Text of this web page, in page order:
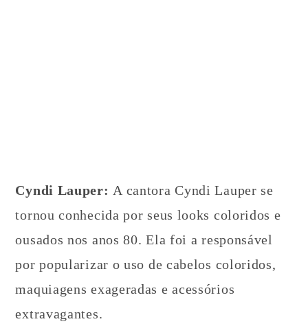
Cyndi Lauper: A cantora Cyndi Lauper se
tornou conhecida por seus looks coloridos e
ousados nos anos 80. Ela foi a responsável
por popularizar o uso de cabelos coloridos,
maquiagens exageradas e acessórios
extravagantes.